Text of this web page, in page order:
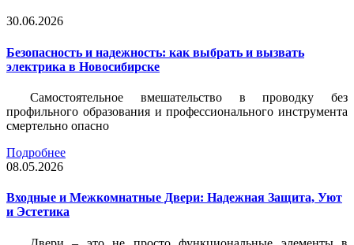
30.06.2026
Безопасность и надежность: как выбрать и вызвать
электрика в Новосибирске
Самостоятельное вмешательство в проводку без
профильного образования и профессионального инструмента
смертельно опасно
Подробнее
08.05.2026
Входные и Межкомнатные Двери: Надежная Защита, Уют
и Эстетика